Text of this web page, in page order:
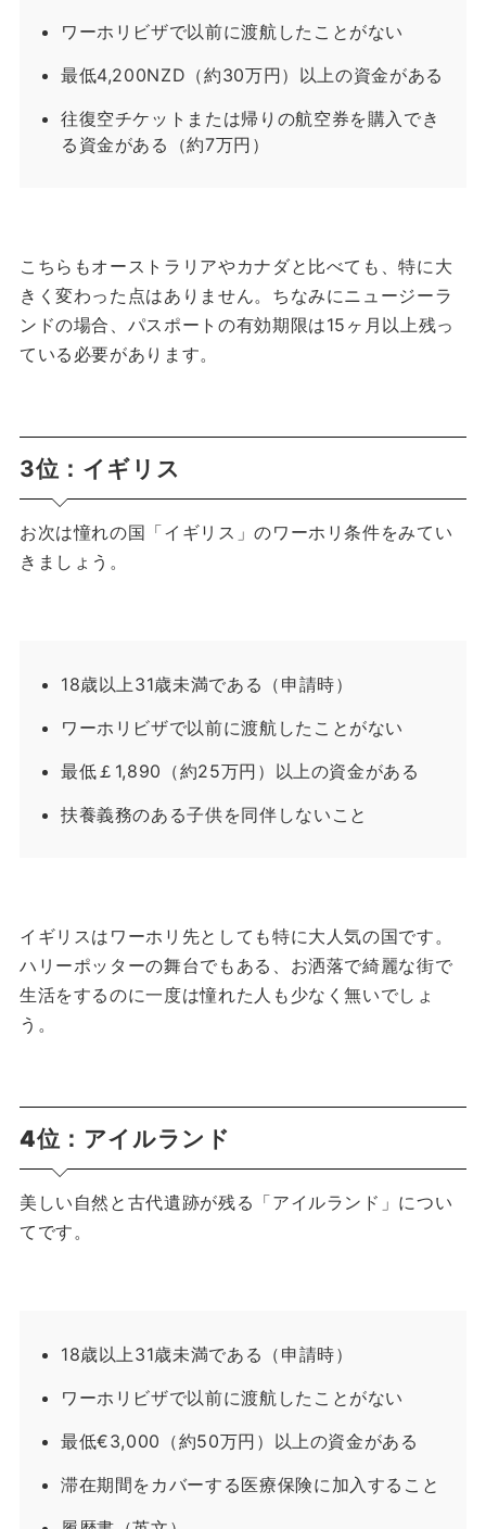
ワーホリビザで以前に渡航したことがない
最低4,200NZD（約30万円）以上の資金がある
往復空チケットまたは帰りの航空券を購入でき
る資金がある（約7万円）
こちらもオーストラリアやカナダと比べても、特に大
きく変わった点はありません。 ちなみにニュージーラ
ンドの場合、パスポートの有効期限は15ヶ月以上残っ
ている必要があります。
3位：イギリス
お次は憧れの国「イギリス」のワーホリ条件をみてい
きましょう。
18歳以上31歳未満である（申請時）
ワーホリビザで以前に渡航したことがない
最低￡1,890（約25万円）以上の資金がある
扶養義務のある子供を同伴しないこと
イギリスはワーホリ先としても特に大人気の国です。
ハリーポッターの舞台でもある、お洒落で綺麗な街で
生活をするのに一度は憧れた人も少なく無いでしょ
う。
4位：アイルランド
美しい自然と古代遺跡が残る「アイルランド」につい
てです。
18歳以上31歳未満である（申請時）
ワーホリビザで以前に渡航したことがない
最低€3,000（約50万円）以上の資金がある
滞在期間をカバーする医療保険に加入すること